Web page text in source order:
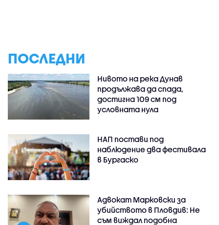
ПОСЛЕДНИ
Нивото на река Дунав
продължава да спада,
достигна 109 см под
условната нула
НАП постави под
наблюдение два фестивала
в Бургаско
Адвокат Марковски за
убийството в Пловдив: Не
съм виждал подобна